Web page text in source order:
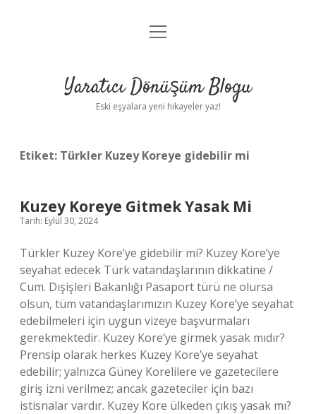
Anasayfa
Yasal Uyarı
menüyü
Yaratıcı Dönüşüm Blogu
Eski eşyalara yeni hikayeler yaz!
Etiket: Türkler Kuzey Koreye gidebilir mi
Kuzey Koreye Gitmek Yasak Mi
Tarih: Eylül 30, 2024
Türkler Kuzey Kore’ye gidebilir mi? Kuzey Kore’ye
seyahat edecek Türk vatandaşlarının dikkatine /
Cum. Dışişleri Bakanlığı Pasaport türü ne olursa
olsun, tüm vatandaşlarımızın Kuzey Kore’ye seyahat
edebilmeleri için uygun vizeye başvurmaları
gerekmektedir. Kuzey Kore’ye girmek yasak mıdır?
Prensip olarak herkes Kuzey Kore’ye seyahat
edebilir; yalnızca Güney Korelilere ve gazetecilere
giriş izni verilmez; ancak gazeteciler için bazı
istisnalar vardır. Kuzey Kore ülkeden çıkış yasak mı?